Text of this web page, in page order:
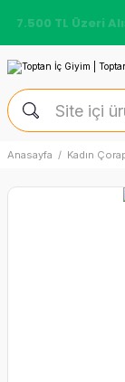
7.500 TL Üzeri
Anasayfa Kadın